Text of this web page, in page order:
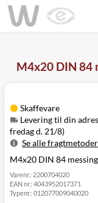
M4x20 DIN 84
Skaffevare
Levering til din
fredag d. 21/8)
Se alle fragtmetoder
Metode
Pris
Levering til
din adresse
Click&Collect
M4x20 DIN 84
Varenr.: 2200704020
EAN nr.: 4043952017371
Typenr.: 012077009040020
Mangler chatten?
Ret samtykke!